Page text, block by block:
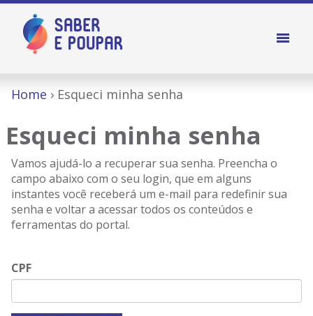
Home Esqueci minha senha
Esqueci minha senha
Vamos ajudá-lo a recuperar sua senha. Preencha o
campo abaixo com o seu login, que em alguns
instantes você receberá um e-mail para redefinir sua
senha e voltar a acessar todos os conteúdos e
ferramentas do portal.
CPF